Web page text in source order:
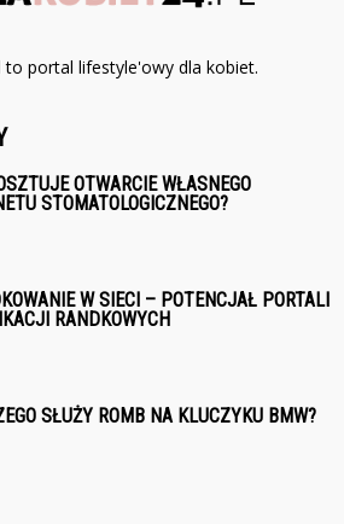
to portal lifestyle'owy dla kobiet.
OTWARCIE WŁASNEGO
STOMATOLOGICZNEGO?
W SIECI – POTENCJAŁ PORTALI
RANDKOWYCH
SŁUŻY ROMB NA KLUCZYKU BMW?